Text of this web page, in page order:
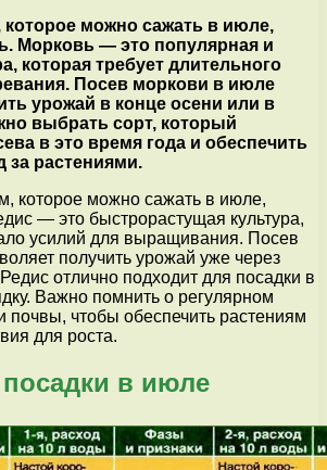
можно сажать в июле,
Морковь — это популярная и
которая требует длительного
Посев моркови в июле
урожай в конце осени или в
выбрать сорт, который
в это время года и обеспечить
за растениями.
которое можно сажать в июле,
— это быстрорастущая культура,
усилий для выращивания. Посев
получить урожай уже через
отлично подходит для посадки в
Важно помнить о регулярном
почвы, чтобы обеспечить растениям
для роста.
в июле